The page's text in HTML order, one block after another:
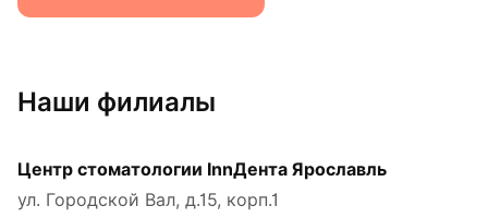
Наши филиалы
Центр стоматологии InnДента Ярославль
ул. Городской Вал, д.15, корп.1